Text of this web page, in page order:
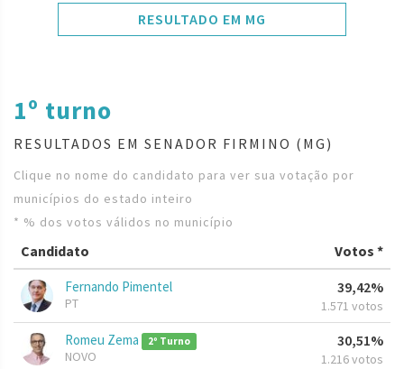
RESULTADO EM MG
1º turno
RESULTADOS EM SENADOR FIRMINO (MG)
Clique no nome do candidato para ver sua votação por
municípios do estado inteiro
* % dos votos válidos no município
Candidato Votos *
Fernando Pimentel
PT
39,42%
1.571 votos
Romeu Zema 2º Turno
NOVO
30,51%
1.216 votos